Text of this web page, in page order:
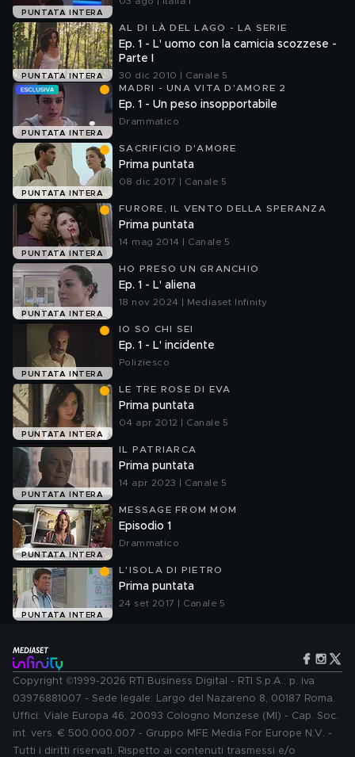
PUNTATA INTERA
PUNTATA INTERA
AL DI LÀ DEL LAGO - LA SERIE
Ep. 1 - L' uomo con la camicia scozzese -
Parte I
30 dic 2010 | Canale 5
PUNTATA INTERA
MADRI - UNA VITA D'AMORE 2
Ep. 1 - Un peso insopportabile
Drammatico
PUNTATA INTERA
SACRIFICIO D'AMORE
Prima puntata
08 dic 2017 | Canale 5
PUNTATA INTERA
FURORE, IL VENTO DELLA SPERANZA
Prima puntata
14 mag 2014 | Canale 5
PUNTATA INTERA
HO PRESO UN GRANCHIO
Ep. 1 - L' aliena
18 nov 2024 | Mediaset Infinity
PUNTATA INTERA
IO SO CHI SEI
Ep. 1 - L' incidente
Poliziesco
PUNTATA INTERA
LE TRE ROSE DI EVA
Prima puntata
04 apr 2012 | Canale 5
PUNTATA INTERA
IL PATRIARCA
Prima puntata
14 apr 2023 | Canale 5
PUNTATA INTERA
MESSAGE FROM MOM
Episodio 1
Drammatico
PUNTATA INTERA
L'ISOLA DI PIETRO
Prima puntata
24 set 2017 | Canale 5
Copyright ©1999-2026 RTI Business Digital - RTI S.p.A.: p. iva
03976881007 - Sede legale: Largo del Nazareno 8, 00187 Roma.
Uffici: Viale Europa 46, 20093 Cologno Monzese (MI) - Cap. Soc.
int. vers. € 500.000.007 - Gruppo MFE Media For Europe N.V. -
Tutti i diritti riservati. Rispetto ai contenuti trasmessi e/o